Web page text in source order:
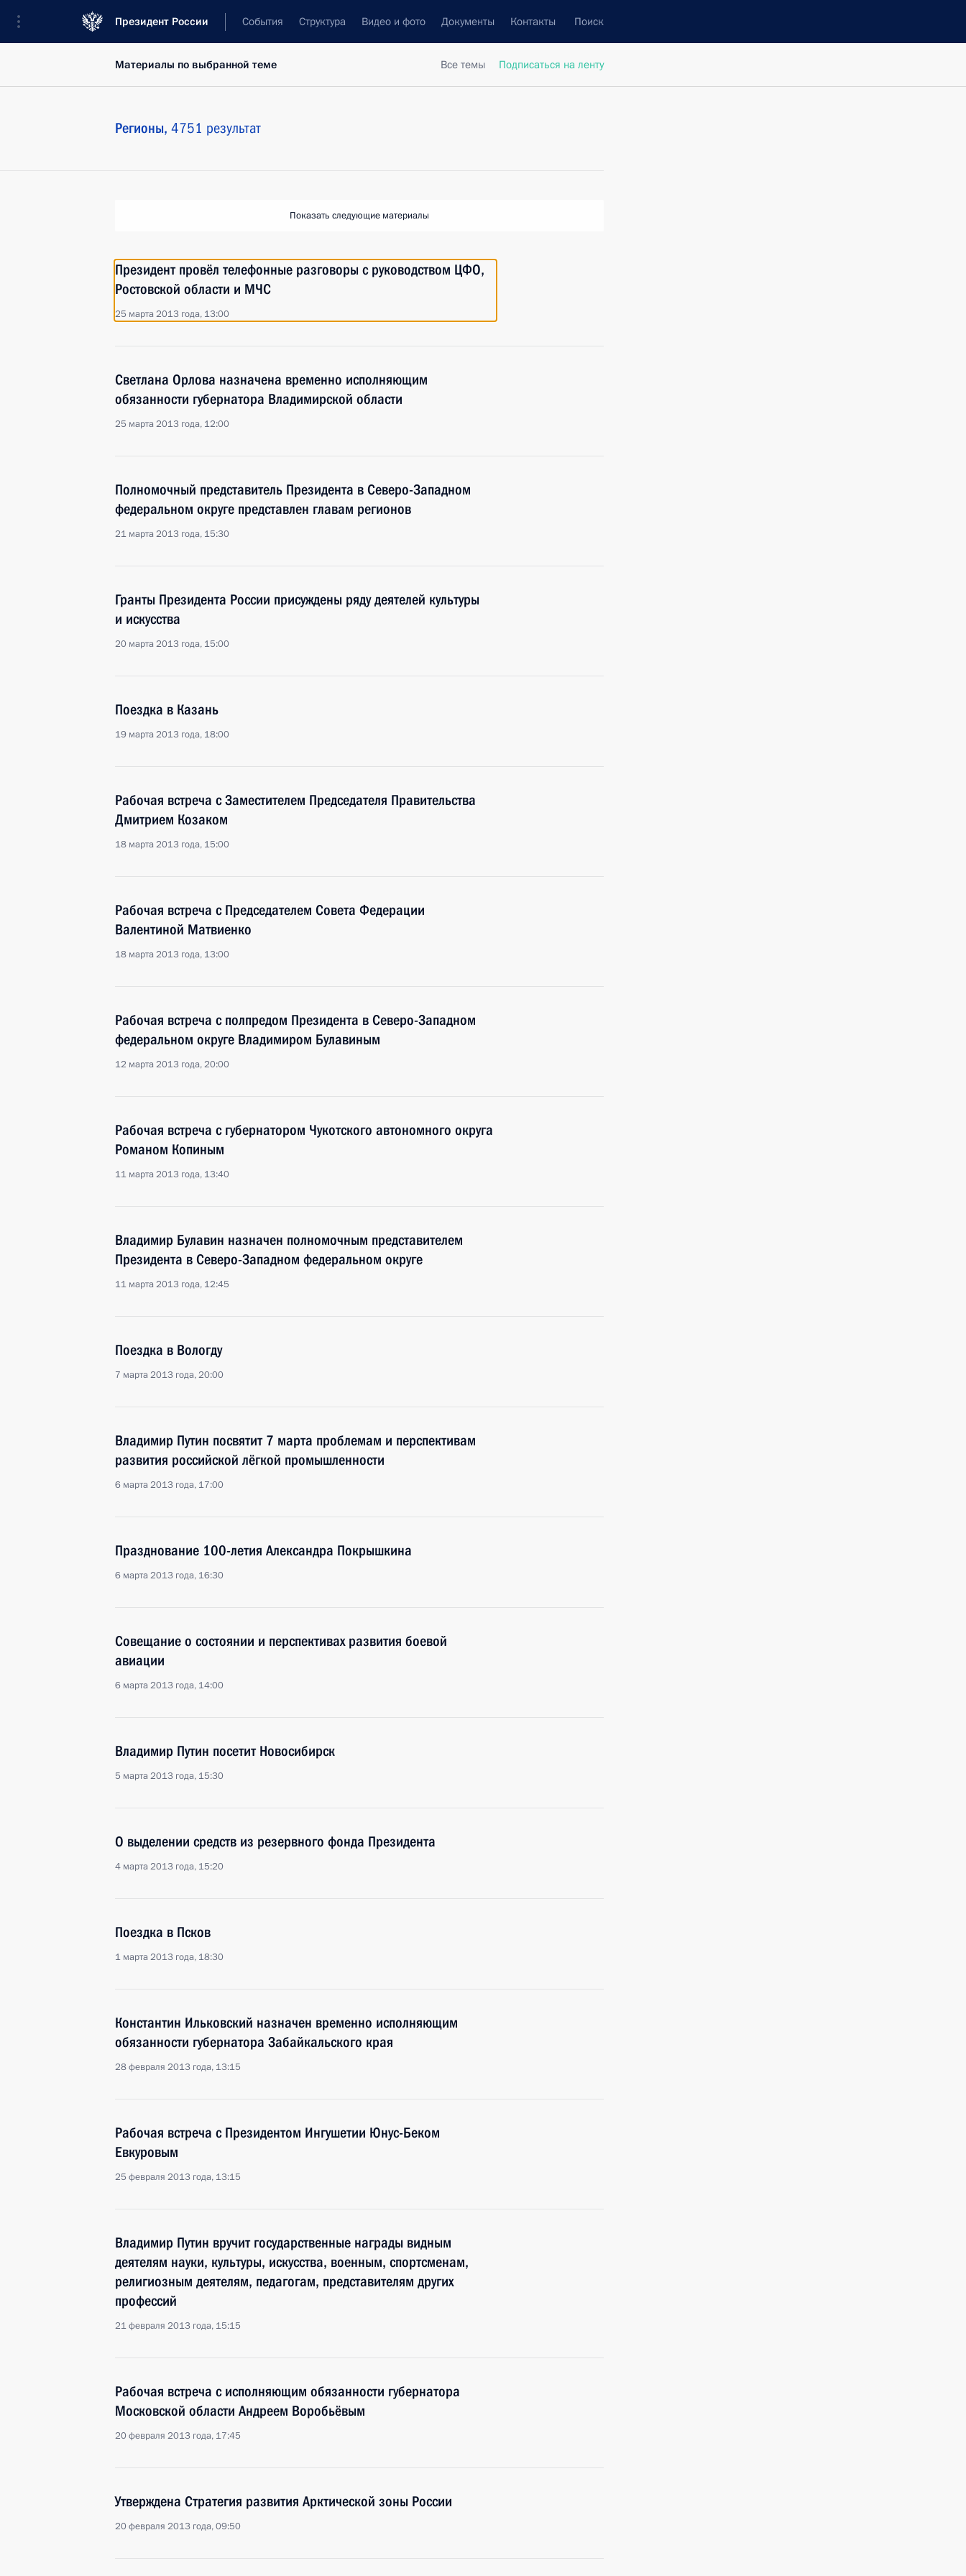
Президент России События Структура Видео и фото Документы Контакты Поиск
Все темы Подписаться на ленту
Материалы по выбранной теме
Регионы, 4751 результат
Показать следующие материалы
Президент провёл телефонные разговоры с руководством ЦФО,
Ростовской области и МЧС
25 марта 2013 года, 13:00
Светлана Орлова назначена временно исполняющим
обязанности губернатора Владимирской области
25 марта 2013 года, 12:00
Полномочный представитель Президента в Северо-Западном
федеральном округе представлен главам регионов
21 марта 2013 года, 15:30
Гранты Президента России присуждены ряду деятелей культуры
и искусства
20 марта 2013 года, 15:00
Поездка в Казань
19 марта 2013 года, 18:00
Рабочая встреча с Заместителем Председателя Правительства
Дмитрием Козаком
18 марта 2013 года, 15:00
Рабочая встреча с Председателем Совета Федерации
Валентиной Матвиенко
18 марта 2013 года, 13:00
Рабочая встреча с полпредом Президента в Северо-Западном
федеральном округе Владимиром Булавиным
12 марта 2013 года, 20:00
Рабочая встреча с губернатором Чукотского автономного округа
Романом Копиным
11 марта 2013 года, 13:40
Владимир Булавин назначен полномочным представителем
Президента в Северо-Западном федеральном округе
11 марта 2013 года, 12:45
Поездка в Вологду
7 марта 2013 года, 20:00
Владимир Путин посвятит 7 марта проблемам и перспективам
развития российской лёгкой промышленности
6 марта 2013 года, 17:00
Празднование 100-летия Александра Покрышкина
6 марта 2013 года, 16:30
Совещание о состоянии и перспективах развития боевой
авиации
6 марта 2013 года, 14:00
Владимир Путин посетит Новосибирск
5 марта 2013 года, 15:30
О выделении средств из резервного фонда Президента
4 марта 2013 года, 15:20
Поездка в Псков
1 марта 2013 года, 18:30
Константин Ильковский назначен временно исполняющим
обязанности губернатора Забайкальского края
28 февраля 2013 года, 13:15
Рабочая встреча с Президентом Ингушетии Юнус-Беком
Евкуровым
25 февраля 2013 года, 13:15
Владимир Путин вручит государственные награды видным
деятелям науки, культуры, искусства, военным, спортсменам,
религиозным деятелям, педагогам, представителям других
профессий
21 февраля 2013 года, 15:15
Рабочая встреча с исполняющим обязанности губернатора
Московской области Андреем Воробьёвым
20 февраля 2013 года, 17:45
Утверждена Стратегия развития Арктической зоны России
20 февраля 2013 года, 09:50